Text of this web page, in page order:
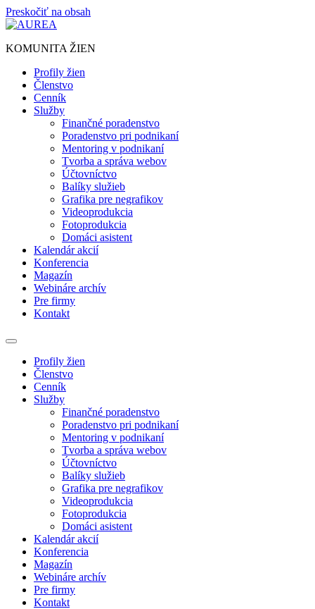
Preskočiť na obsah
KOMUNITA ŽIEN
Profily žien
Členstvo
Cenník
Služby
Finančné poradenstvo
Poradenstvo pri podnikaní
Mentoring v podnikaní
Tvorba a správa webov
Účtovníctvo
Balíky služieb
Grafika pre negrafikov
Videoprodukcia
Fotoprodukcia
Domáci asistent
Kalendár akcií
Konferencia
Magazín
Webináre archív
Pre firmy
Kontakt
Profily žien
Členstvo
Cenník
Služby
Finančné poradenstvo
Poradenstvo pri podnikaní
Mentoring v podnikaní
Tvorba a správa webov
Účtovníctvo
Balíky služieb
Grafika pre negrafikov
Videoprodukcia
Fotoprodukcia
Domáci asistent
Kalendár akcií
Konferencia
Magazín
Webináre archív
Pre firmy
Kontakt